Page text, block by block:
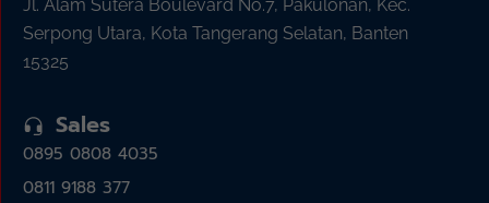
Jl. Alam Sutera Boulevard No.7, Pakulonan, Kec.
Serpong Utara, Kota Tangerang Selatan, Banten
15325
Sales
0895 0808 4035
0811 9188 377